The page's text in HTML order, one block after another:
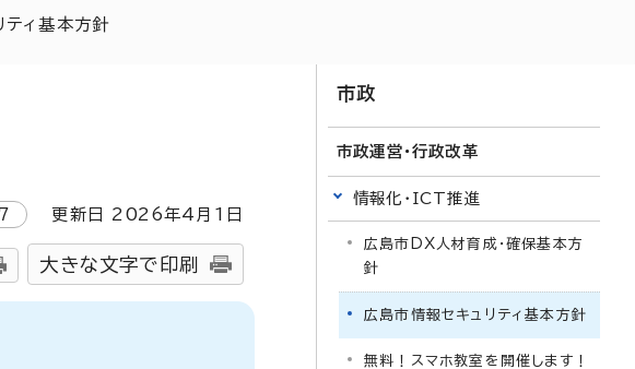
ィ基本方針
更新日 2026年4月1日
大きな文字で印刷
市政
市政運営・行政改革
情報化・ICT推進
広島市DX人材育成・確保基本方
針
広島市情報セキュリティ基本方針
無料！スマホ教室を開催します！